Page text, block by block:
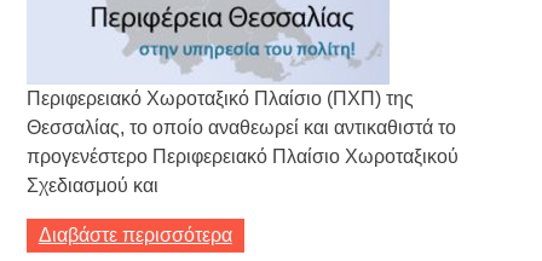
Περιφερειακό Χωροταξικό Πλαίσιο (ΠΧΠ) της
Θεσσαλίας, το οποίο αναθεωρεί και αντικαθιστά το
προγενέστερο Περιφερειακό Πλαίσιο Χωροταξικού
Σχεδιασμού και
Διαβάστε περισσότερα